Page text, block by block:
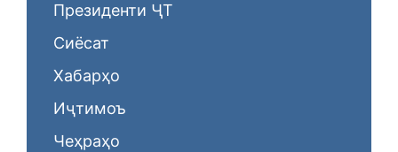
Президенти ҶТ
Сиёсат
Хабарҳо
Иҷтимоъ
Чеҳраҳо